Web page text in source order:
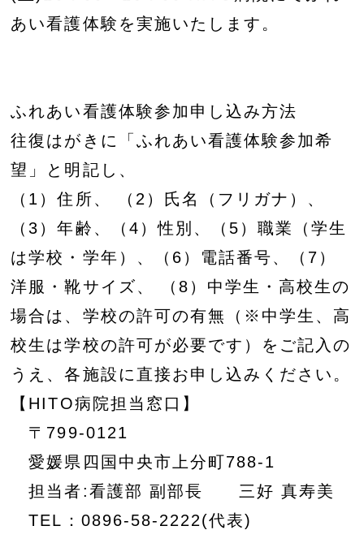
あい看護体験を実施いたします。
ふれあい看護体験参加申し込み方法
往復はがきに「ふれあい看護体験参加希
望」と明記し、
（1）住所、 （2）氏名（フリガナ）、
（3）年齢、（4）性別、（5）職業（学生
は学校・学年）、（6）電話番号、（7）
洋服・靴サイズ、 （8）中学生・高校生の
場合は、学校の許可の有無（※中学生、高
校生は学校の許可が必要です）をご記入の
うえ、各施設に直接お申し込みください。
【HITO病院担当窓口】
〒799-0121
愛媛県四国中央市上分町788-1
担当者:看護部 副部長 三好 真寿美
TEL：0896-58-2222(代表)